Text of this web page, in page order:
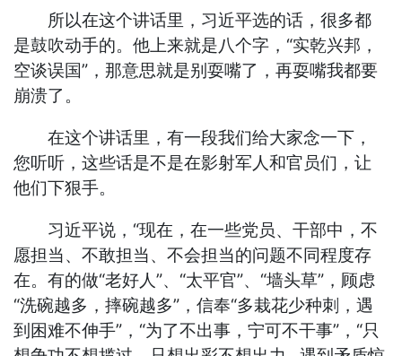
所以在这个讲话里，习近平选的话，很多都
是鼓吹动手的。他上来就是八个字，“实乾兴邦，
空谈误国”，那意思就是别耍嘴了，再耍嘴我都要
崩溃了。
在这个讲话里，有一段我们给大家念一下，
您听听，这些话是不是在影射军人和官员们，让
他们下狠手。
习近平说，“现在，在一些党员、干部中，不
愿担当、不敢担当、不会担当的问题不同程度存
在。有的做“老好人”、“太平官”、“墙头草”，顾虑
“洗碗越多，摔碗越多”，信奉“多栽花少种刺，遇
到困难不伸手”，“为了不出事，宁可不干事”，“只